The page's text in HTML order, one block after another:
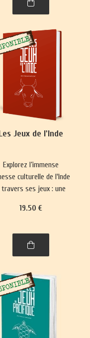
du monde
depuis 5000 ans.
Jeux de l'Inde
Explorez l’immense
culturelle de l'Inde
travers ses jeux : une
divertissement, plaisir,
spiritualité. Un voyage
dans l’histoire,
19.50 €